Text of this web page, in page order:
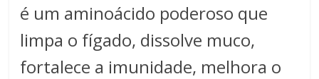
é um aminoácido poderoso que
limpa o fígado, dissolve muco,
fortalece a imunidade, melhora o